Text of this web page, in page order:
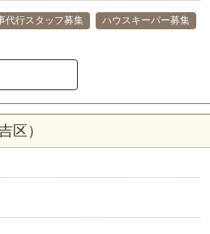
代行スタッフ募集
ハウスキーパー募集
区）